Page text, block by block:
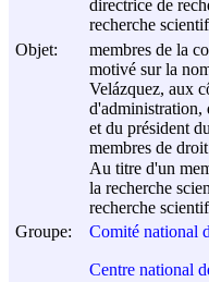
directrice de
recherche
Objet:
membres de la
motivé sur la
Velázquez, aux
d'administration,
et du président
membres de droit
Au titre d'un
la recherche
recherche
Groupe:
Comité national
Centre national